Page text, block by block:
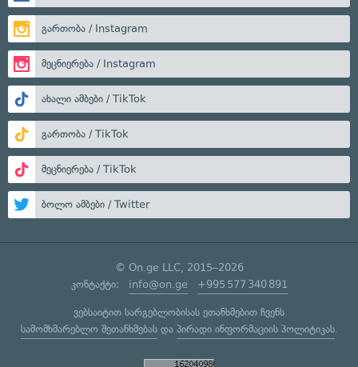
გართობა / Instagram
მეცნიერება / Instagram
ახალი ამბები / TikTok
გართობა / TikTok
მეცნიერება / TikTok
ბოლო ამბები / Twitter
© On.ge LLC, 2015–2026
კონტაქტი: info@on.ge +995 577 340 891
ვებსაიტით სარგებლობისას ეთანხმებით ჩვენს
სამომხმარებლო შეთანხმებასდა პირადი ინფორმაციის პოლიტიკას.